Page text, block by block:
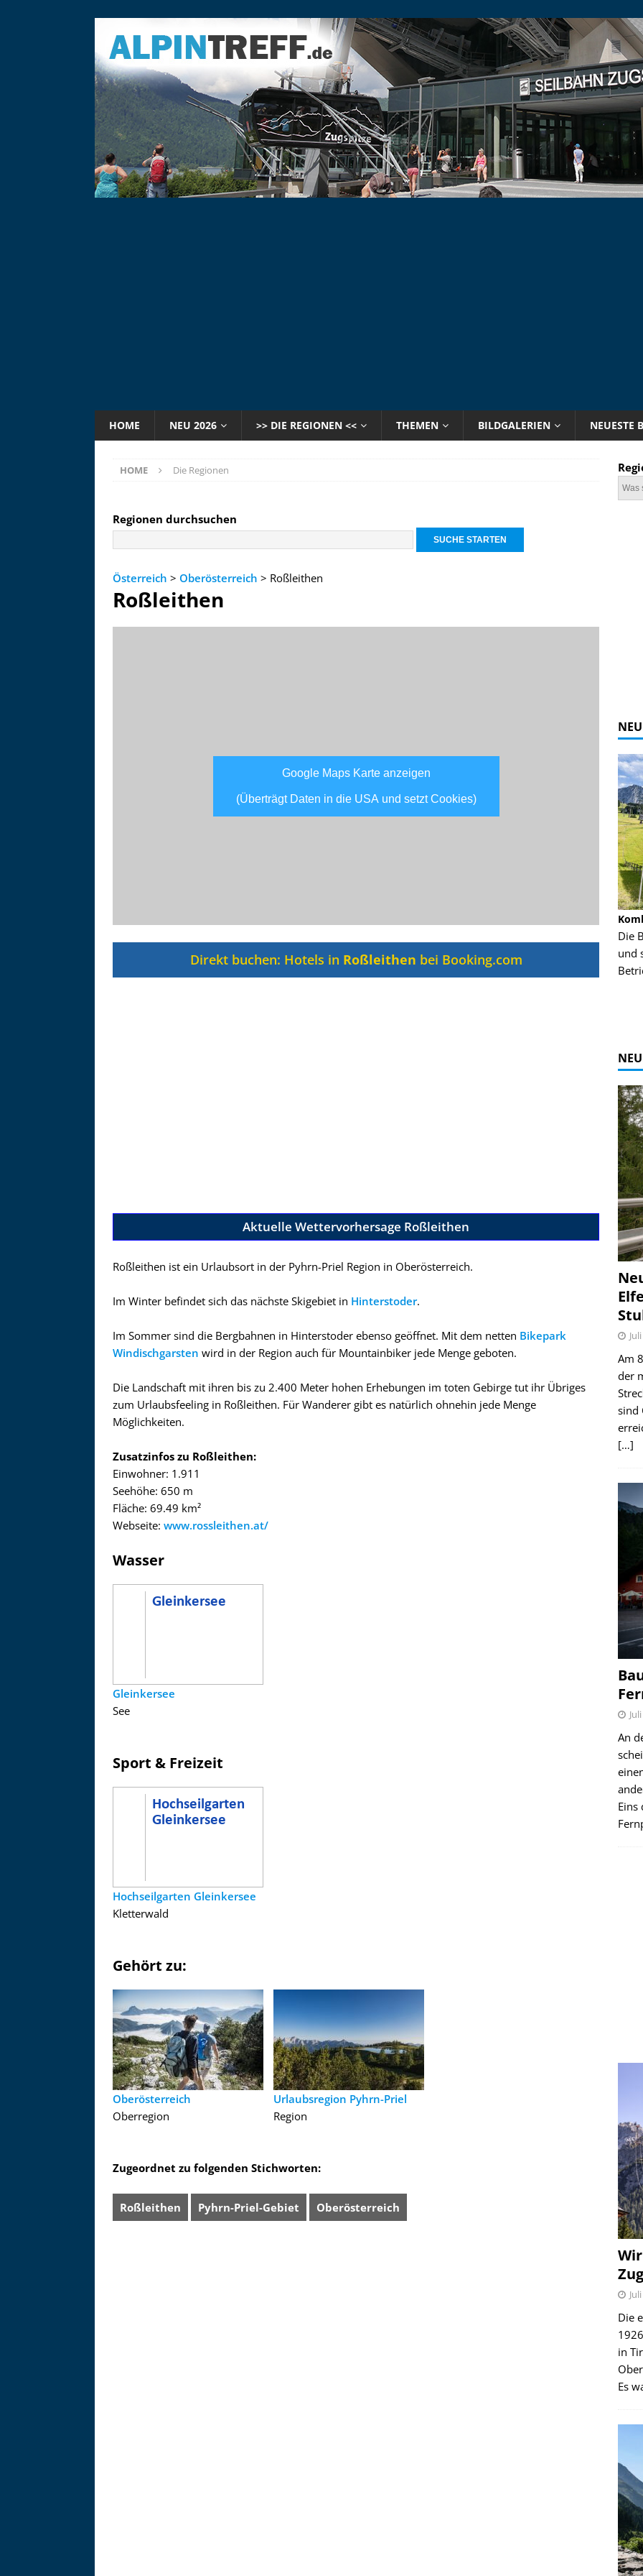
HOME NEU 2026 >> DIE REGIONEN << THEMEN BILDGALERIEN NEUESTE
HOME Die Regionen
Regionen durchsuchen
Österreich > Oberösterreich > Roßleithen
Roßleithen
Google Maps Karte anzeigen
(Überträgt Daten in die USA und setzt Cookies)
Direkt buchen: Hotels in Roßleithen bei Booking.com
Aktuelle Wettervorhersage Roßleithen
Roßleithen ist ein Urlaubsort in der Pyhrn-Priel Region in Oberösterreich.
Im Winter befindet sich das nächste Skigebiet in Hinterstoder.
Im Sommer sind die Bergbahnen in Hinterstoder ebenso geöffnet. Mit dem netten Bikepark
Windischgarsten wird in der Region auch für Mountainbiker jede Menge geboten.
Die Landschaft mit ihren bis zu 2.400 Meter hohen Erhebungen im toten Gebirge tut ihr Übriges
zum Urlaubsfeeling in Roßleithen. Für Wanderer gibt es natürlich ohnehin jede Menge
Möglichkeiten.
Zusatzinfos zu Roßleithen:
Einwohner: 1.911
Seehöhe: 650 m
Fläche: 69.49 km²
Webseite: www.rossleithen.at/
Wasser
Gleinkersee
See
Sport & Freizeit
Hochseilgarten Gleinkersee
Kletterwald
Gehört zu:
Oberösterreich
Oberregion
Urlaubsregion Pyhrn-Priel
Region
Zugeordnet zu folgenden Stichworten:
Roßleithen Pyhrn-Priel-Gebiet Oberösterreich
Alpine Coaster in Imst! Hier kannst Du Dir
Bilder des Coasters ansehen.
Die
und
Am
der
sind
[…]
An
Eins
Die
in
Es